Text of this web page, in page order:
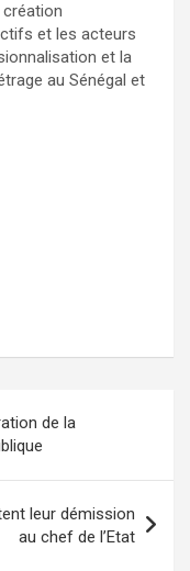
création
et les acteurs
et la
au Sénégal et
de la
leur démission
au chef de l’Etat